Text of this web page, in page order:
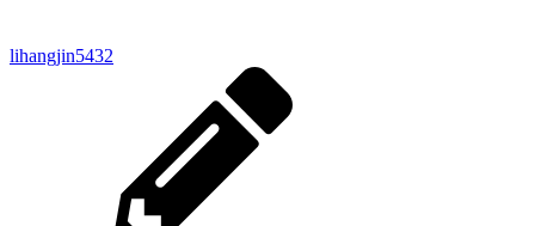
lihangjin5432